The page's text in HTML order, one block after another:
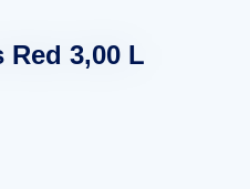
Red 3,00 L